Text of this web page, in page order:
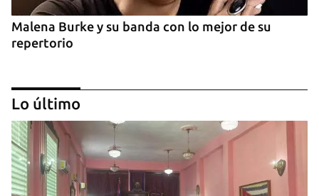
Malena Burke y su banda con lo mejor de su
repertorio
Lo último